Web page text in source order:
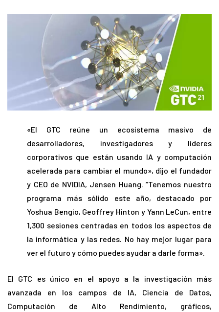
«El GTC reúne un ecosistema masivo de
desarrolladores, investigadores y líderes
corporativos que están usando IA y computación
acelerada para cambiar el mundo», dijo el fundador
y CEO de NVIDIA, Jensen Huang. “Tenemos nuestro
programa más sólido este año, destacado por
Yoshua Bengio, Geoffrey Hinton y Yann LeCun, entre
1,300 sesiones centradas en todos los aspectos de
la informática y las redes. No hay mejor lugar para
ver el futuro y cómo puedes ayudar a darle forma».
El GTC es único en el apoyo a la investigación más
avanzada en los campos de IA, Ciencia de Datos,
Computación de Alto Rendimiento, gráficos,